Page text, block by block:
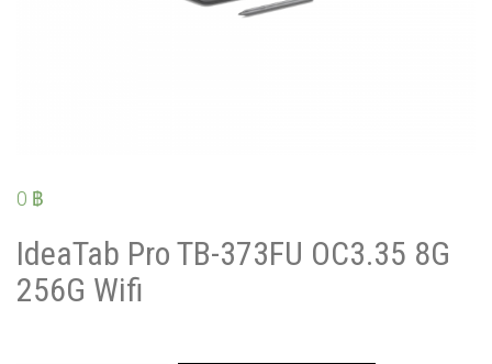
0 ฿
IdeaTab Pro TB-373FU OC3.35 8G
256G Wifi